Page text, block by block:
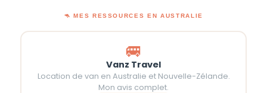
🦘 MES RESSOURCES EN AUSTRALIE
🚐
Vanz Travel
Location de van en Australie et Nouvelle-Zélande.
Mon avis complet.